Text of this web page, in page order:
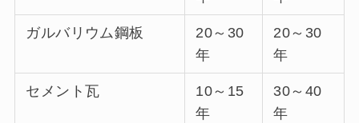
ガルバリウム鋼板
20～30
年
20～30
年
セメント瓦
10～15
年
30～40
年